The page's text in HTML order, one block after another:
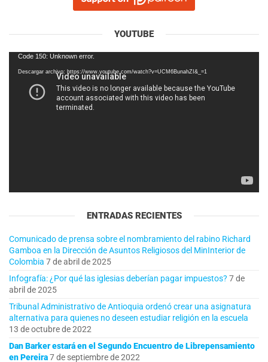
YOUTUBE
Reproductor
Code 150: Unknown error.
Descargar archivo: https://www.youtube.com/watch?v=UCM6BunahZI&_=1
ENTRADAS RECIENTES
Comunicado de prensa sobre el nombramiento del rabino Richard
Gamboa en la Dirección de Asuntos Religiosos del MinInterior de
Colombia 7 de abril de 2025
Infografía: ¿Por qué las iglesias deberían pagar impuestos? 7 de
abril de 2025
Tribunal Administrativo de Antioquia ordenó crear una asignatura
alternativa para quienes no deseen estudiar religión en la escuela
13 de octubre de 2022
Dan Barker estará en el Segundo Encuentro de Librepensamiento
en Pereira7 de septiembre de 2022